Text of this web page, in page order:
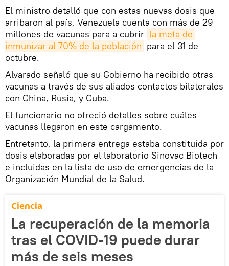
El ministro detalló que con estas nuevas dosis que
arribaron al país, Venezuela cuenta con más de 29
millones de vacunas para a cubrir la meta de
inmunizar al 70% de la población para el 31 de
octubre.
Alvarado señaló que su Gobierno ha recibido otras
vacunas a través de sus aliados contactos bilaterales
con China, Rusia, y Cuba.
El funcionario no ofreció detalles sobre cuáles
vacunas llegaron en este cargamento.
Entretanto, la primera entrega estaba constituida por
dosis elaboradas por el laboratorio Sinovac Biotech
e incluidas en la lista de uso de emergencias de la
Organización Mundial de la Salud.
Ciencia
La recuperación de la memoria
tras el COVID-19 puede durar
más de seis meses